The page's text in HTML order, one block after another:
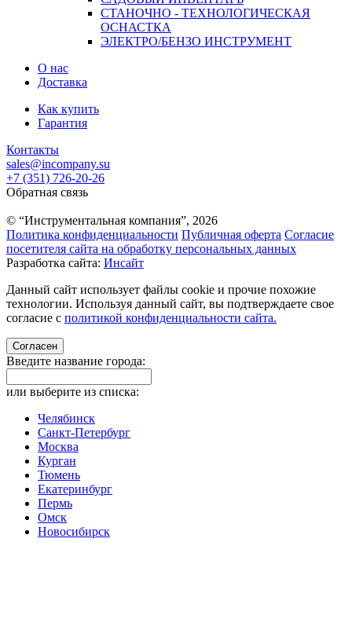
СТАНОЧНО - ТЕХНОЛОГИЧЕСКАЯ
ОСНАСТКА
ЭЛЕКТРО/БЕНЗО ИНСТРУМЕНТ
О нас
Доставка
Как купить
Гарантия
Контакты
sales@incompany.su
+7 (351) 726-20-26
Обратная связь
© “Инструментальная компания”, 2026
Политика конфиденциальности Публичная оферта Согласие
посетителя сайта на обработку персональных данных
Разработка сайта: Инсайт
Данный сайт использует файлы cookie и прочие похожие
технологии. Используя данный сайт, вы подтверждаете свое
согласие с политикой конфиденциальности сайта.
Согласен
Введите название города:
или выберите из списка:
Челябинск
Санкт-Петербург
Москва
Курган
Тюмень
Екатеринбург
Пермь
Омск
Новосибирск